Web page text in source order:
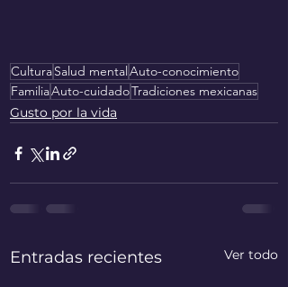
CulturaSalud mental Auto-conocimiento
FamiliaAuto-cuidadoTradiciones mexicanas
Gusto por la vida
Entradas recientes Ver todo